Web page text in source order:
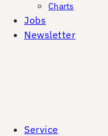
Charts
Jobs
Newsletter
Service